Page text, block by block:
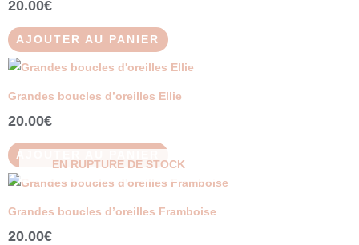
20.00€
AJOUTER AU PANIER
Grandes boucles d’oreilles Ellie
20.00€
AJOUTER AU PANIER
EN RUPTURE DE STOCK
Grandes boucles d’oreilles Framboise
20.00€